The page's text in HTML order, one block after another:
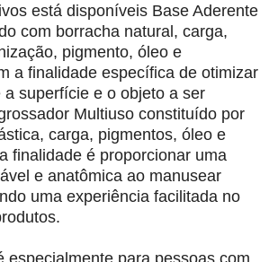
está disponíveis Base Aderente
com borracha natural, carga,
pigmento, óleo e
a finalidade específica de otimizar
superfície e o objeto a ser
Multiuso constituído por
carga, pigmentos, óleo e
finalidade é proporcionar uma
e anatômica ao manusear
uma experiência facilitada no
especialmente para pessoas com